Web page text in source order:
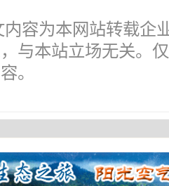
容为本网站转载企
与本站立场无关。
。